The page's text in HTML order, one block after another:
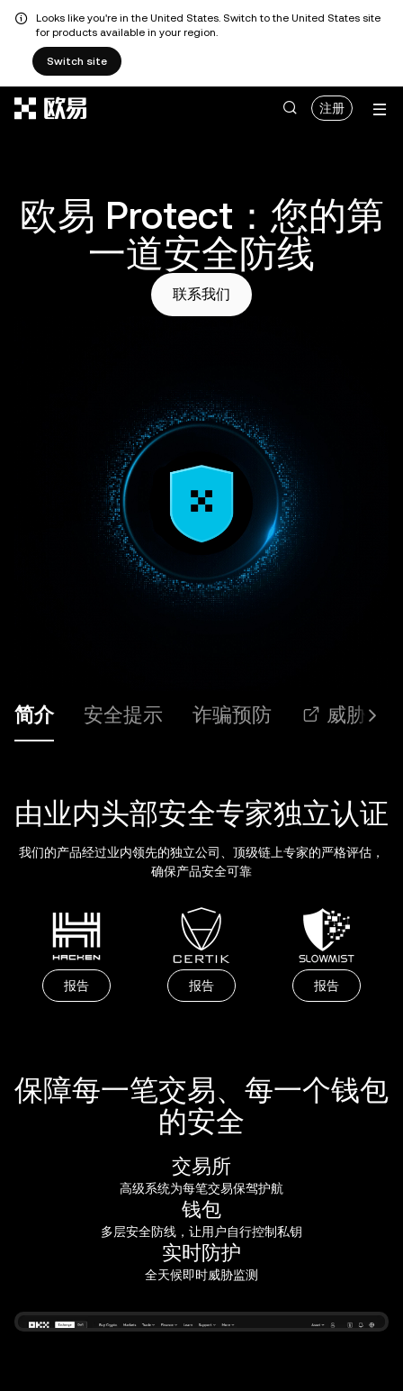
Looks like you're in the United States. Switch to the United States site
for products available in your region.
Switch site
注册
欧易 Protect：您的第
一道安全防线
联系我们
简介 安全提示 诈骗预防 威胁猎
由业内头部安全专家独立认证
我们的产品经过业内领先的独立公司、顶级链上专家的严格评估，
确保产品安全可靠
报告 报告 报告
保障每一笔交易、每一个钱包
的安全
交易所
高级系统为每笔交易保驾护航
钱包
多层安全防线，让用户自行控制私钥
实时防护
全天候即时威胁监测